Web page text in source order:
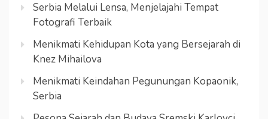
Serbia Melalui Lensa, Menjelajahi Tempat
Fotografi Terbaik
Menikmati Kehidupan Kota yang Bersejarah di
Knez Mihailova
Menikmati Keindahan Pegunungan Kopaonik,
Serbia